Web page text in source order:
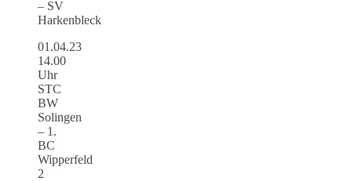
– SV
Harkenbleck
01.04.23
14.00
Uhr
STC
BW
Solingen
– 1.
BC
Wipperfeld
2